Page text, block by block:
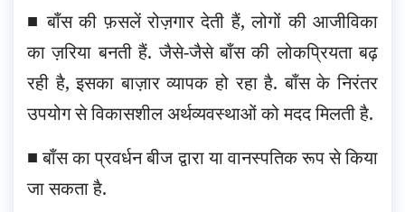
■ बाँस की फ़सलें रोज़गार देती हैं, लोगों की आजीविका
का ज़रिया बनती हैं. जैसे-जैसे बाँस की लोकप्रियता बढ़
रही है, इसका बाज़ार व्यापक हो रहा है. बाँस के निरंतर
उपयोग से विकासशील अर्थव्यवस्थाओं को मदद मिलती है.
■ बाँस का प्रवर्धन बीज द्वारा या वानस्पतिक रूप से किया
जा सकता है.